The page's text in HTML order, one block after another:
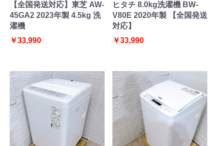
【全国発送対応】東芝 AW-
45GA2 2023年製 4.5kg 洗
濯機
￥33,990
ヒタチ 8.0kg洗濯機 BW-
V80E 2020年製 【全国発送
対応】
￥33,990